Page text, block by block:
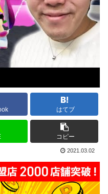
はてブ
コピー
2021.03.02